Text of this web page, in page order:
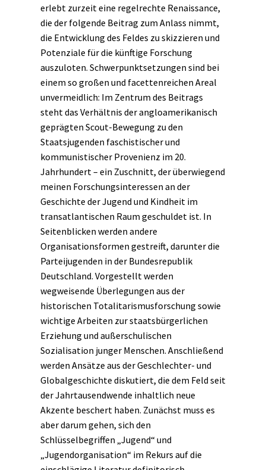
erlebt zurzeit eine regelrechte Renaissance,
die der folgende Beitrag zum Anlass nimmt,
die Entwicklung des Feldes zu skizzieren und
Potenziale für die künftige Forschung
auszuloten. Schwerpunktsetzungen sind bei
einem so großen und facettenreichen Areal
unvermeidlich: Im Zentrum des Beitrags
steht das Verhältnis der angloamerikanisch
geprägten Scout-Bewegung zu den
Staatsjugenden faschistischer und
kommunistischer Provenienz im 20.
Jahrhundert – ein Zuschnitt, der überwiegend
meinen Forschungsinteressen an der
Geschichte der Jugend und Kindheit im
transatlantischen Raum geschuldet ist. In
Seitenblicken werden andere
Organisationsformen gestreift, darunter die
Parteijugenden in der Bundesrepublik
Deutschland. Vorgestellt werden
wegweisende Überlegungen aus der
historischen Totalitarismusforschung sowie
wichtige Arbeiten zur staatsbürgerlichen
Erziehung und außerschulischen
Sozialisation junger Menschen. Anschließend
werden Ansätze aus der Geschlechter- und
Globalgeschichte diskutiert, die dem Feld seit
der Jahrtausendwende inhaltlich neue
Akzente beschert haben. Zunächst muss es
aber darum gehen, sich den
Schlüsselbegriffen „Jugend“ und
„Jugendorganisation“ im Rekurs auf die